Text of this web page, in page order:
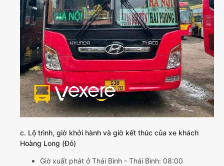
c. Lộ trình, giờ khởi hành và giờ kết thúc của xe khách
Hoàng Long (Đỏ)
Giờ xuất phát ở Thái Bình - Thái Bình: 08:00